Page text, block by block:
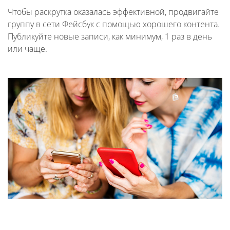
Чтобы раскрутка оказалась эффективной, продвигайте
группу в сети Фейсбук с помощью хорошего контента.
Публикуйте новые записи, как минимум, 1 раз в день
или чаще.